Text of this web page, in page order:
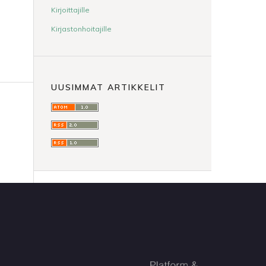
Kirjoittajille
Kirjastonhoitajille
UUSIMMAT ARTIKKELIT